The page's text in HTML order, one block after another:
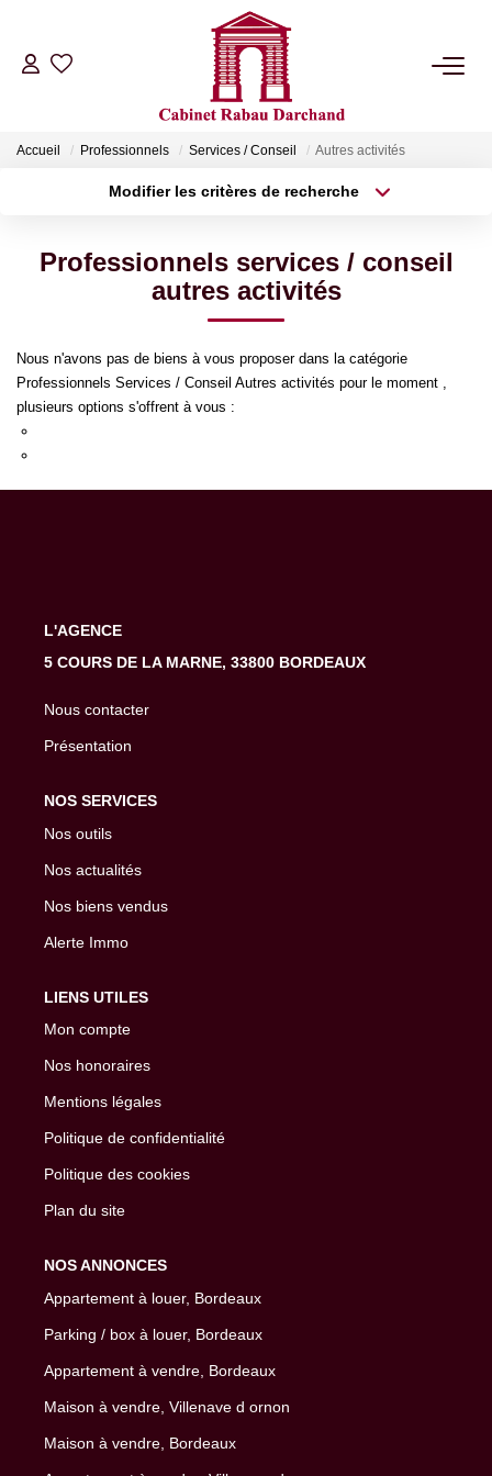
LOCATIONS
NOTRE AGENCE
Accueil Professionnels Services / Conseil Autres activités
Modifier les critères de recherche
Type de bien
Surface min
Créer une alerte
Professionnels services / conseil
autres activités
Nous n'avons pas de biens à vous proposer dans la catégorie
Professionnels Services / Conseil Autres activités pour le moment ,
plusieurs options s'offrent à vous :
L'AGENCE
5 COURS DE LA MARNE, 33800 BORDEAUX
Nous contacter
Présentation
NOS SERVICES
Nos outils
Nos actualités
Nos biens vendus
Alerte Immo
LIENS UTILES
Mon compte
Nos honoraires
Mentions légales
Politique de confidentialité
Politique des cookies
Plan du site
NOS ANNONCES
Appartement à louer, Bordeaux
Parking / box à louer, Bordeaux
Appartement à vendre, Bordeaux
Maison à vendre, Villenave d ornon
Maison à vendre, Bordeaux